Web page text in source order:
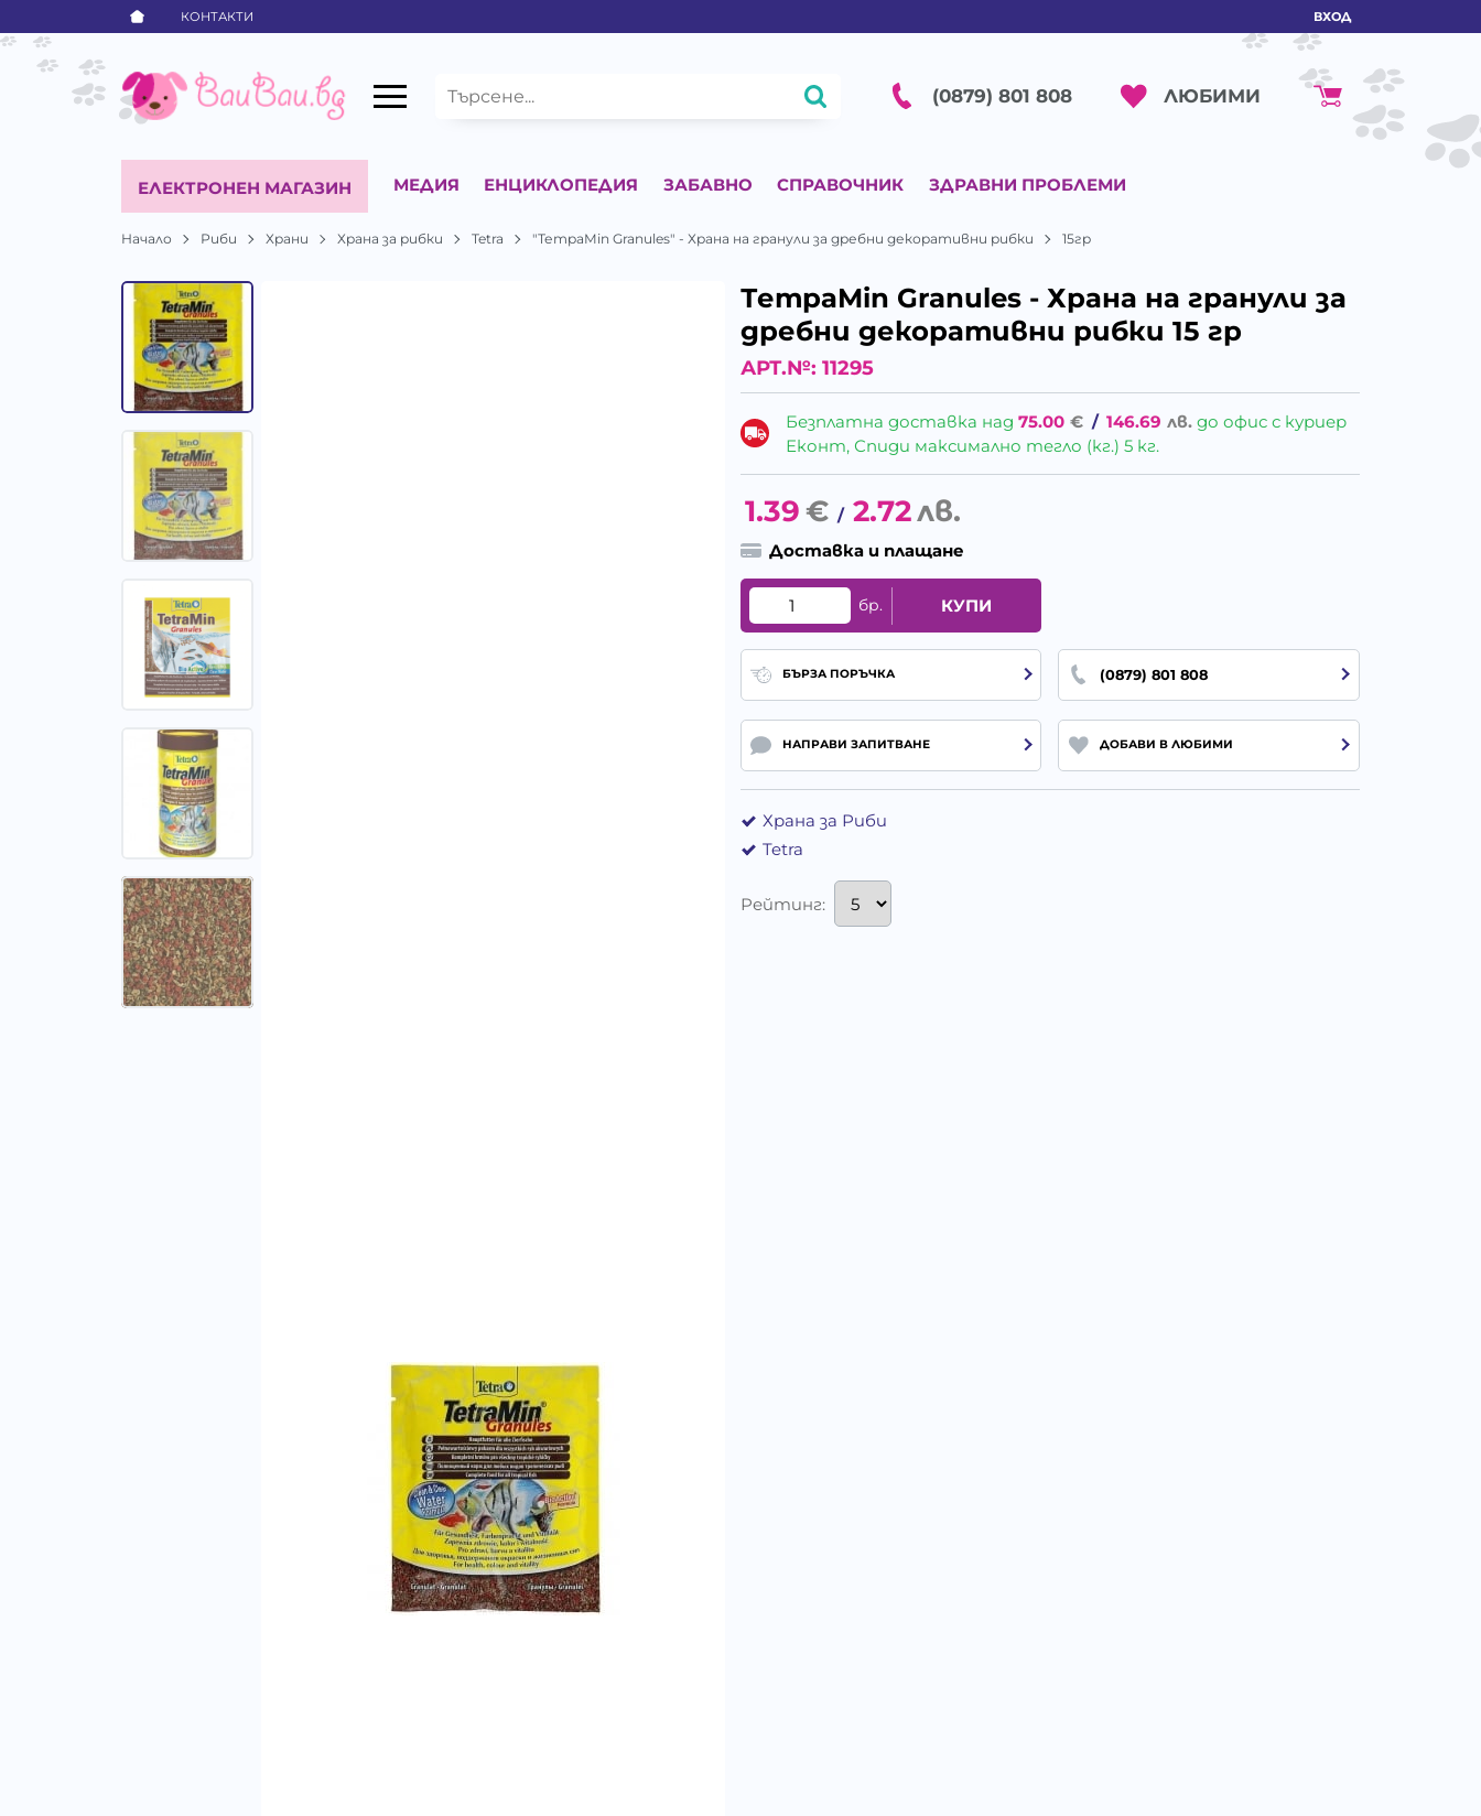
КОНТАКТИ ВХОД
(0879) 801 808 ЛЮБИМИ
ЕЛЕКТРОНЕН МАГАЗИН МЕДИЯ ЕНЦИКЛОПЕДИЯ ЗАБАВНО СПРАВОЧНИК ЗДРАВНИ ПРОБЛЕМИ
Начало Риби Храни Храна за рибки Tetra "ТетраMin Granules" - Храна на гранули за дребни декоративни рибки 15гр
ТетраMin Granules - Храна на гранули за
дребни декоративни рибки 15 гр
АРТ.№: 11295
Безплатна доставка над75.00 € / 146.69 лв. до офис с куриер
Еконт, Спиди максимално тегло (кг.) 5 кг.
1.39€ / 2.72лв.
Доставка и плащане
бр. КУПИ
БЪРЗА ПОРЪЧКА (0879) 801 808
НАПРАВИ ЗАПИТВАНЕ ДОБАВИ В ЛЮБИМИ
Храна за Риби
Tetra
Рейтинг: